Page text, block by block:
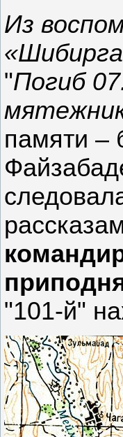
Из
"Погиб
памяти –
"101-й"